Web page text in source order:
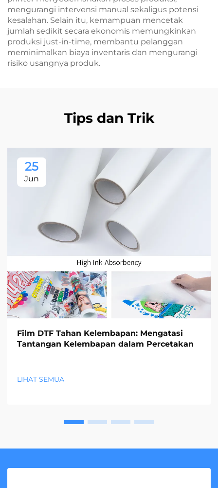
mengurangi intervensi manual sekaligus potensi
kesalahan. Selain itu, kemampuan mencetak
jumlah sedikit secara ekonomis memungkinkan
produksi just-in-time, membantu pelanggan
meminimalkan biaya inventaris dan mengurangi
risiko usangnya produk.
Tips dan Trik
25
Jun
Film DTF Tahan Kelembapan: Mengatasi
Tantangan Kelembapan dalam Percetakan
LIHAT SEMUA